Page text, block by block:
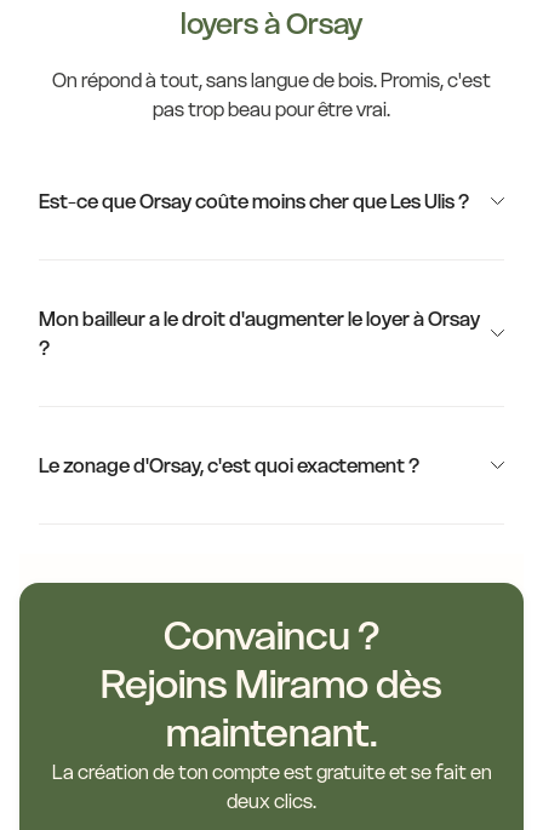
loyers à Orsay
On répond à tout, sans langue de bois. Promis, c'est
pas trop beau pour être vrai.
Est-ce que Orsay coûte moins cher que Les Ulis ?
Mon bailleur a le droit d'augmenter le loyer à Orsay
?
Le zonage d'Orsay, c'est quoi exactement ?
Convaincu ?
Rejoins Miramo dès
maintenant.
La création de ton compte est gratuite et se fait en
deux clics.